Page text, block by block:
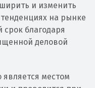
и изменить
на рынке
срок благодаря
деловой
является местом